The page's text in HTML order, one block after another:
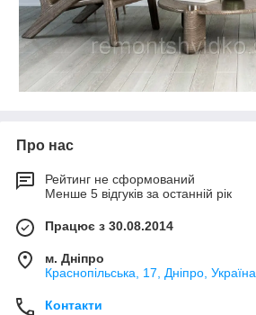
Про нас
Рейтинг не сформований
Менше 5 відгуків за останній рік
Працює з 30.08.2014
м. Дніпро
Краснопільська, 17, Дніпро, Україна
Контакти